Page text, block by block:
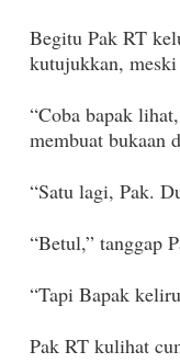
Begitu Pak RT
kutujukkan,
“Coba bapak
membuat bukaan
“Satu lagi, Pak.
“Betul,” tanggap
“Tapi Bapak
Pak RT kulihat